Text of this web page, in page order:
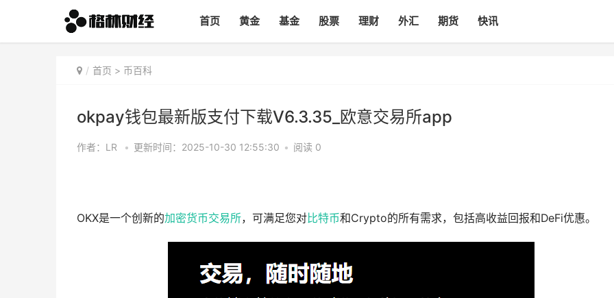
首页 黄金 基金 股票 理财 外汇 期货 快讯
首页 > 币百科
okpay钱包最新版支付下载V6.3.35_欧意交易所app
作者：LR • 更新时间：2025-10-30 12:55:30 • 阅读 0
OKX是一个创新的加密货币交易所，可满足您对比特币和Crypto的所有需求，包括高收益回报和DeFi优惠。